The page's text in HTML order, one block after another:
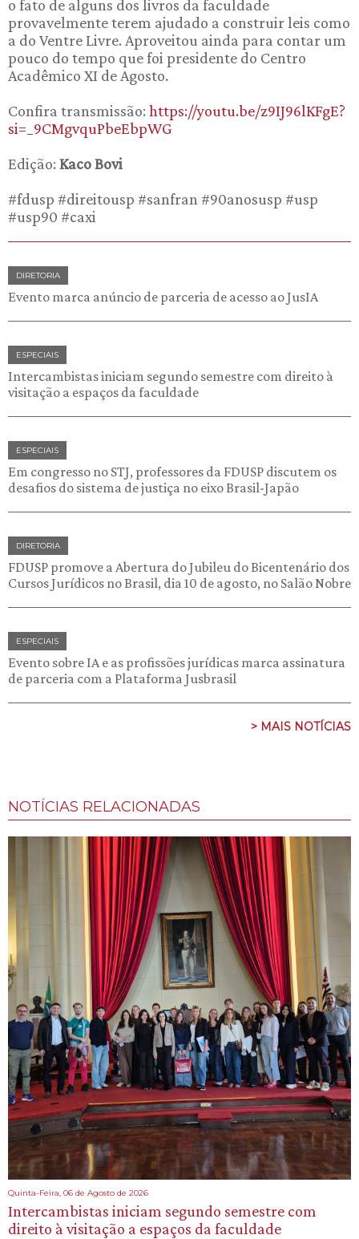
o fato de alguns dos livros da faculdade
provavelmente terem ajudado a construir leis como
a do Ventre Livre. Aproveitou ainda para contar um
pouco do tempo que foi presidente do Centro
Acadêmico XI de Agosto.
Confira transmissão: https://youtu.be/z9IJ96lKFgE?
si=_9CMgvquPbeEbpWG
Edição: Kaco Bovi
#fdusp #direitousp #sanfran #90anosusp #usp
#usp90 #caxi
DIRETORIA
Evento marca anúncio de parceria de acesso ao JusIA
ESPECIAIS
Intercambistas iniciam segundo semestre com direito à
visitação a espaços da faculdade
ESPECIAIS
Em congresso no STJ, professores da FDUSP discutem os
desafios do sistema de justiça no eixo Brasil-Japão
DIRETORIA
FDUSP promove a Abertura do Jubileu do Bicentenário dos
Cursos Jurídicos no Brasil, dia 10 de agosto, no Salão Nobre
ESPECIAIS
Evento sobre IA e as profissões jurídicas marca assinatura
de parceria com a Plataforma Jusbrasil
> MAIS NOTÍCIAS
NOTÍCIAS RELACIONADAS
Quinta-Feira, 06 de Agosto de 2026
Intercambistas iniciam segundo semestre com
direito à visitação a espaços da faculdade